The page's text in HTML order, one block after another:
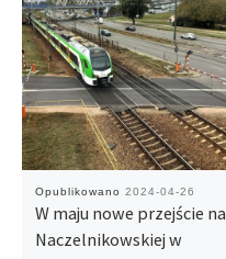
Opublikowano 2024-04-26
W maju nowe przejście na
Naczelnikowskiej w